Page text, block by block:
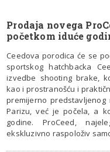
Prodaja novega
početkom iduće
Ceedova porodica će se
sportskog hatchbacka
izvedbe shooting brake,
kao i prostranošću i
premijerno
Parizu, već je počela, a
godine. ProCeed,
ekskluzivno raspoloživ